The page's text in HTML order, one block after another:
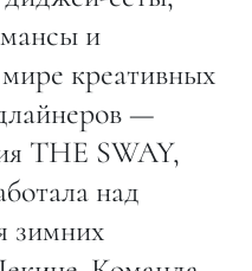
и
креативных
—
THE SWAY,
над
зимних